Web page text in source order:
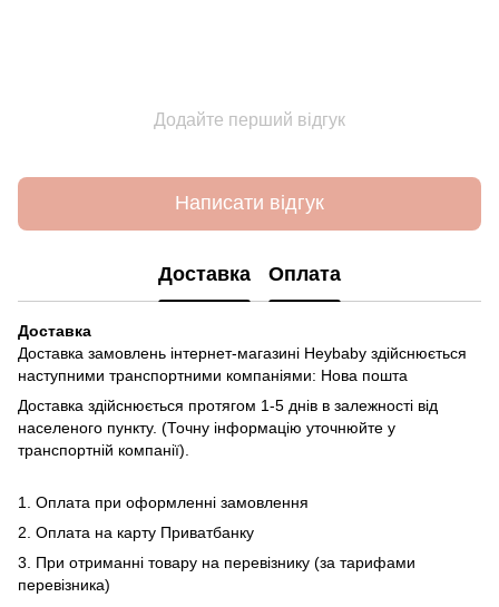
Додайте перший відгук
Написати відгук
Доставка Оплата
Доставка
Доставка замовлень інтернет-магазині Heybaby здійснюється
наступними транспортними компаніями: Нова пошта
Доставка здійснюється протягом 1-5 днів в залежності від
населеного пункту. (Точну інформацію уточнюйте у
транспортній компанії).
1. Оплата при оформленні замовлення
2. Оплата на карту Приватбанку
3. При отриманні товару на перевізнику (за тарифами
перевізника)